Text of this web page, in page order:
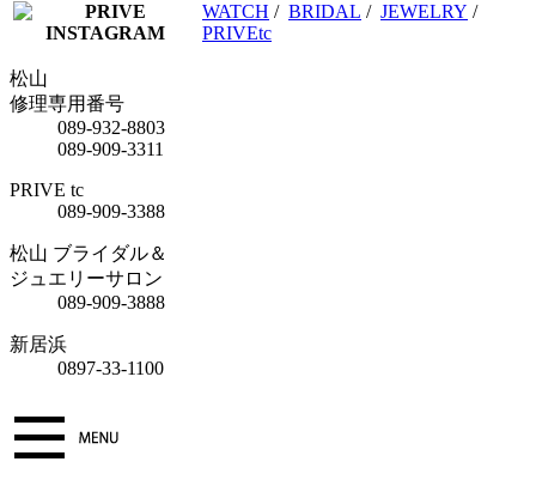
WATCH / BRIDAL / JEWELRY /
PRIVEtc
松山
修理専用番号
089-932-8803
089-909-3311
PRIVE tc
089-909-3388
松山 ブライダル＆
ジュエリーサロン
089-909-3888
新居浜
0897-33-1100